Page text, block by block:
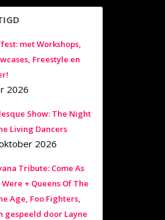
met Workshops,
Freestyle en
2026
Show: The Night
Living Dancers
2026
Tribute: Come As
Were + Queens Of The
Age, Foo Fighters,
gespeeld door Layne